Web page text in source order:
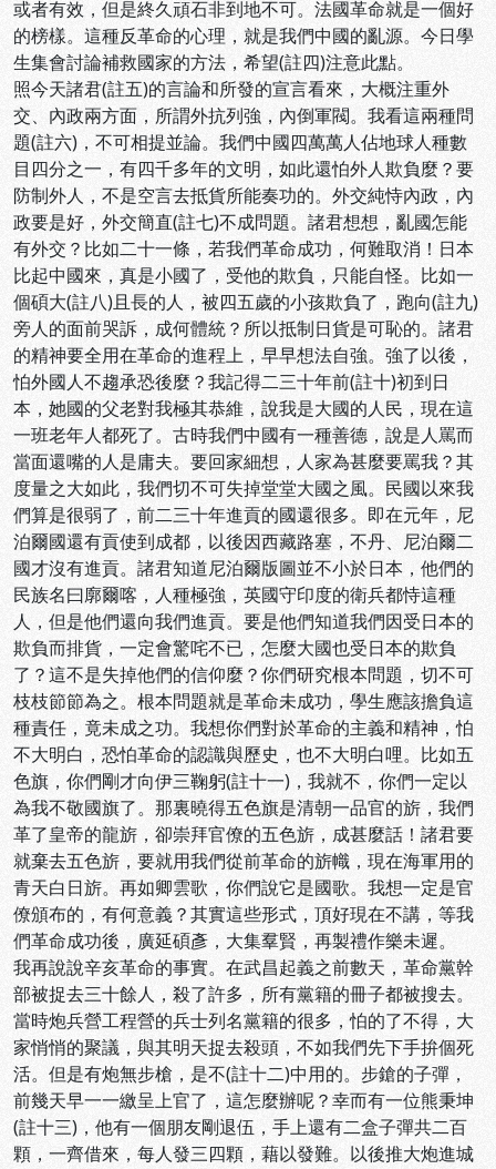
或者有效，但是終久頑石非到地不可。法國革命就是一個好
的榜樣。這種反革命的心理，就是我們中國的亂源。今日學
生集會討論補救國家的方法，希望(註四)注意此點。
照今天諸君(註五)的言論和所發的宣言看來，大概注重外
交、內政兩方面，所謂外抗列強，內倒軍閥。我看這兩種問
題(註六)，不可相提並論。我們中國四萬萬人佔地球人種數
目四分之一，有四千多年的文明，如此還怕外人欺負麼？要
防制外人，不是空言去抵貨所能奏功的。外交純恃內政，內
政要是好，外交簡直(註七)不成問題。諸君想想，亂國怎能
有外交？比如二十一條，若我們革命成功，何難取消！日本
比起中國來，真是小國了，受他的欺負，只能自怪。比如一
個碩大(註八)且長的人，被四五歲的小孩欺負了，跑向(註九)
旁人的面前哭訴，成何體統？所以抵制日貨是可恥的。諸君
的精神要全用在革命的進程上，早早想法自強。強了以後，
怕外國人不趨承恐後麼？我記得二三十年前(註十)初到日
本，她國的父老對我極其恭維，說我是大國的人民，現在這
一班老年人都死了。古時我們中國有一種善德，說是人罵而
當面還嘴的人是庸夫。要回家細想，人家為甚麼要罵我？其
度量之大如此，我們切不可失掉堂堂大國之風。民國以來我
們算是很弱了，前二三十年進貢的國還很多。即在元年，尼
泊爾國還有貢使到成都，以後因西藏路塞，不丹、尼泊爾二
國才沒有進貢。諸君知道尼泊爾版圖並不小於日本，他們的
民族名曰廓爾喀，人種極強，英國守印度的衛兵都恃這種
人，但是他們還向我們進貢。要是他們知道我們因受日本的
欺負而排貨，一定會驚咤不已，怎麼大國也受日本的欺負
了？這不是失掉他們的信仰麼？你們研究根本問題，切不可
枝枝節節為之。根本問題就是革命未成功，學生應該擔負這
種責任，竟未成之功。我想你們對於革命的主義和精神，怕
不大明白，恐怕革命的認識與歷史，也不大明白哩。比如五
色旗，你們剛才向伊三鞠躬(註十一)，我就不，你們一定以
為我不敬國旗了。那裏曉得五色旗是清朝一品官的旂，我們
革了皇帝的龍旂，卻崇拜官僚的五色旂，成甚麼話！諸君要
就棄去五色旂，要就用我們從前革命的旂幟，現在海軍用的
青天白日旂。再如卿雲歌，你們說它是國歌。我想一定是官
僚頒布的，有何意義？其實這些形式，頂好現在不講，等我
們革命成功後，廣延碩彥，大集羣賢，再製禮作樂未遲。
我再說說辛亥革命的事實。在武昌起義之前數天，革命黨幹
部被捉去三十餘人，殺了許多，所有黨籍的冊子都被搜去。
當時炮兵營工程營的兵士列名黨籍的很多，怕的了不得，大
家悄悄的聚議，與其明天捉去殺頭，不如我們先下手拚個死
活。但是有炮無步槍，是不(註十二)中用的。步鎗的子彈，
前幾天早一一繳呈上官了，這怎麼辦呢？幸而有一位熊秉坤
(註十三)，他有一個朋友剛退伍，手上還有二盒子彈共二百
顆，一齊借來，每人發三四顆，藉以發難。以後推大炮進城